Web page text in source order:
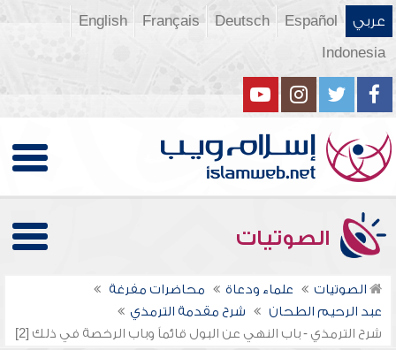
عربي Español
Deutsch
Français
English
Indonesia
الصوتيات
الصوتيات علماء ودعاة
محاضرات مفرغة
عبد الرحيم الطحان
شرح مقدمة الترمذي
شرح الترمذي - باب النهي عن البول قائماً وباب الرخصة في ذلك [2]